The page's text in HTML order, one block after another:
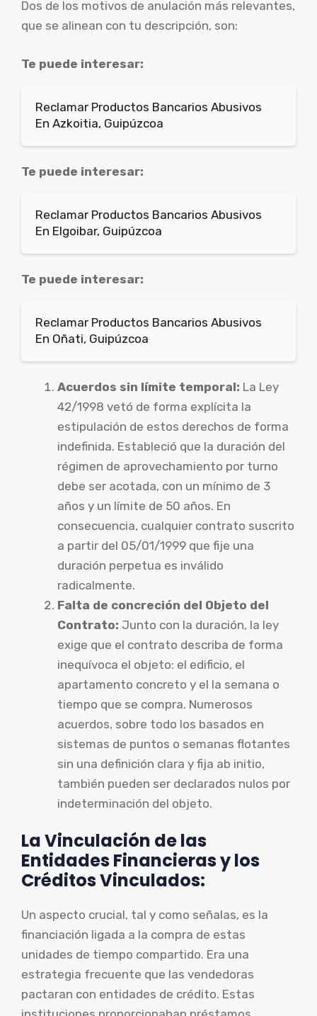
Dos de los motivos de anulación más relevantes,
que se alinean con tu descripción, son:
Te puede interesar:
Reclamar Productos Bancarios Abusivos
En Azkoitia, Guipúzcoa
Te puede interesar:
Reclamar Productos Bancarios Abusivos
En Elgoibar, Guipúzcoa
Te puede interesar:
Reclamar Productos Bancarios Abusivos
En Oñati, Guipúzcoa
Acuerdos sin límite temporal: La Ley
42/1998 vetó de forma explícita la
estipulación de estos derechos de forma
indefinida. Estableció que la duración del
régimen de aprovechamiento por turno
debe ser acotada, con un mínimo de 3
años y un límite de 50 años. En
consecuencia, cualquier contrato suscrito
a partir del 05/01/1999 que fije una
duración perpetua es inválido
radicalmente.
Falta de concreción del Objeto del
Contrato: Junto con la duración, la ley
exige que el contrato describa de forma
inequívoca el objeto: el edificio, el
apartamento concreto y el la semana o
tiempo que se compra. Numerosos
acuerdos, sobre todo los basados en
sistemas de puntos o semanas flotantes
sin una definición clara y fija ab initio,
también pueden ser declarados nulos por
indeterminación del objeto.
La Vinculación de las
Entidades Financieras y los
Créditos Vinculados:
Un aspecto crucial, tal y como señalas, es la
financiación ligada a la compra de estas
unidades de tiempo compartido. Era una
estrategia frecuente que las vendedoras
pactaran con entidades de crédito. Estas